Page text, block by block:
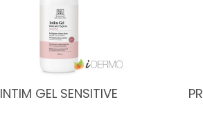
INTIM GEL SENSITIVE